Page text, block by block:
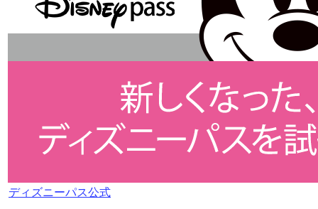
ディズニーパス公式